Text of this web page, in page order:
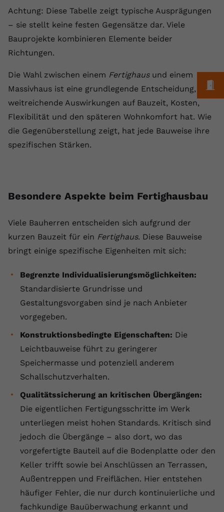
Achtung: Diese Tabelle zeigt typische Ausprägungen
– sie stellt keine festen Gegensätze dar. Viele
Bauprojekte kombinieren Elemente beider
Richtungen.
Die Wahl zwischen einem Fertighausund einem
Massivhaus ist eine grundlegende Entscheidung, die
weitreichende Auswirkungen auf Bauzeit, Kosten,
Flexibilität und den späteren Wohnkomfort hat. Wie
die Gegenüberstellung zeigt, hat jede Bauweise ihre
spezifischen Stärken.
Besondere Aspekte beim Fertighausbau
Viele Bauherren entscheiden sich aufgrund der
kurzen Bauzeit für ein Fertighaus. Diese Bauweise
bringt einige spezifische Eigenheiten mit sich:
Begrenzte Individualisierungsmöglichkeiten:
Standardisierte Grundrisse und
Gestaltungsvorgaben sind je nach Anbieter
vorgegeben.
Konstruktionsbedingte Eigenschaften: Die
Leichtbauweise führt zu geringerer
Speichermasse und potenziell anderem
Schallschutzverhalten.
Qualitätssicherung an kritischen Übergängen:
Die eigentlichen Fertigungsschritte im Werk
unterliegen meist hohen Standards. Kritisch sind
jedoch die Übergänge – also dort, wo das
vorgefertigte Bauteil auf die Bodenplatte oder den
Keller trifft sowie bei Anschlüssen an Terrassen,
Außentreppen und Freiflächen. Hier entstehen
häufiger Fehler, die nur durch kontinuierliche und
fachkundige Bauüberwachung erkannt und